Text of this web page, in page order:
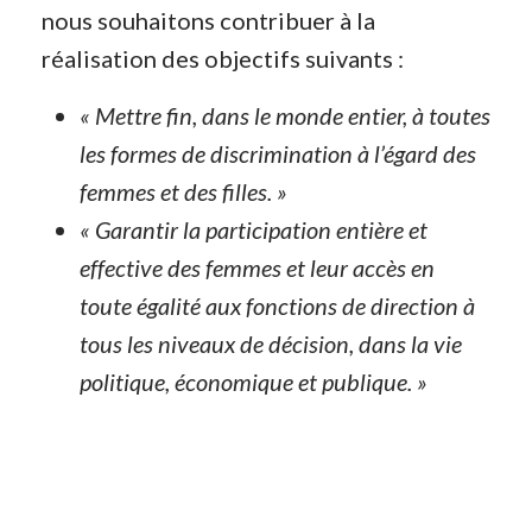
nous souhaitons contribuer à la
réalisation des objectifs suivants :
« Mettre fin, dans le monde entier, à toutes
les formes de discrimination à l’égard des
femmes et des filles. »
« Garantir la participation entière et
effective des femmes et leur accès en
toute égalité aux fonctions de direction à
tous les niveaux de décision, dans la vie
politique, économique et publique. »